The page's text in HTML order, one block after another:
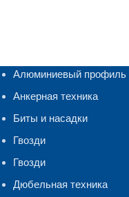
Алюминиевый профиль
Анкерная техника
Биты и насадки
Гвозди
Гвозди
Дюбельная техника